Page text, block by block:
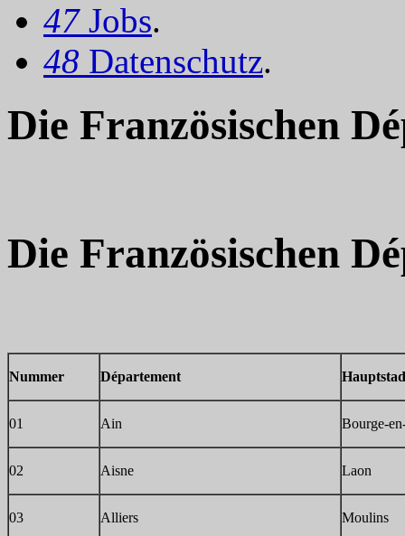
47 Jobs.
48 Datenschutz.
Die Französischen
Die Französischen
Nummer Département
01 Ain Bourge-
02 Aisne Laon
03 Alliers Moulins